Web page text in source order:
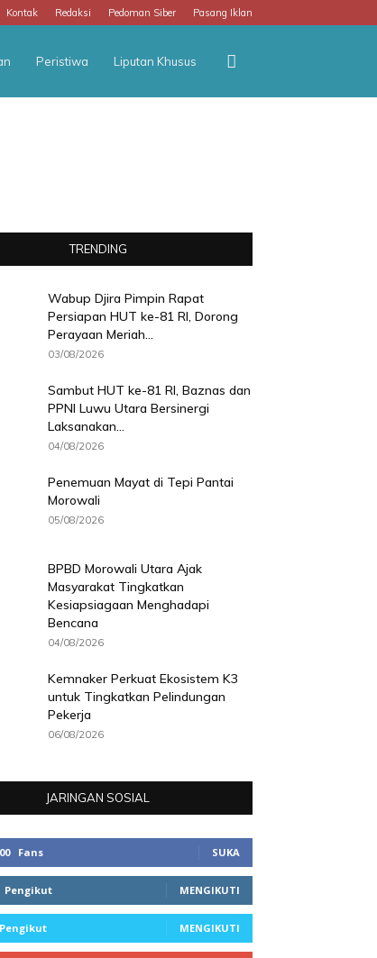
Kontak Redaksi Pedoman Siber Pasang Iklan
Peristiwa Liputan Khusus
TRENDING
Wabup Djira Pimpin Rapat
Persiapan HUT ke-81 RI, Dorong
Perayaan Meriah...
03/08/2026
Sambut HUT ke-81 RI, Baznas dan
PPNI Luwu Utara Bersinergi
Laksanakan...
04/08/2026
Penemuan Mayat di Tepi Pantai
Morowali
05/08/2026
BPBD Morowali Utara Ajak
Masyarakat Tingkatkan
Kesiapsiagaan Menghadapi
Bencana
04/08/2026
Kemnaker Perkuat Ekosistem K3
untuk Tingkatkan Pelindungan
Pekerja
06/08/2026
JARINGAN SOSIAL
Fans SUKA
Pengikut MENGIKUTI
Pengikut MENGIKUTI